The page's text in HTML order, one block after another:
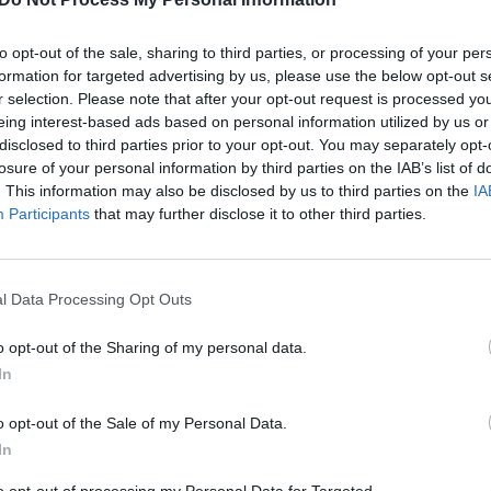
opt-out of the sale, sharing to third parties, or processing of your
for targeted advertising by us, please use the below opt-out
selection. Please note that after your opt-out request is processed
interest-based ads based on personal information utilized by us
to third parties prior to your opt-out. You may separately
of your personal information by third parties on the IAB’s list of
This information may also be disclosed by us to third parties on the
Participants that may further disclose it to other third parties.
Data Processing Opt Outs
opt-out of the Sharing of my personal data.
opt-out of the Sale of my Personal Data.
kai tik jis ištiesė jai ranką. Gimusiam kūdikiui iš
medikai jį prižiūrėjo dvi dienas, po kurių
įrašas Video tik Lrytas.TV
–
Liūdna vyresnio amžiaus dirbančiųjų
užgaulūs įvardžiai